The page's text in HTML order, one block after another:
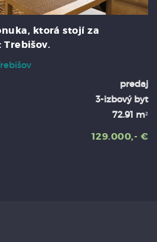
ktorá stojí za
Trebišov.
predaj
3-izbový byt
72.91 m²
129.000,- €